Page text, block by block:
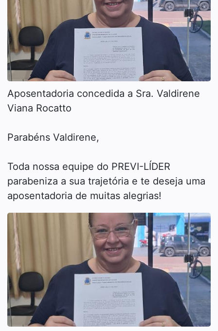
Aposentadoria concedida a Sra. Valdirene
Viana Rocatto
Parabéns Valdirene,
Toda nossa equipe do PREVI-LÍDER
parabeniza a sua trajetória e te deseja uma
aposentadoria de muitas alegrias!